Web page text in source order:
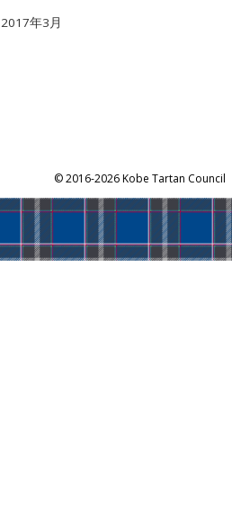
2017年3月
©2016-2026 Kobe Tartan Council